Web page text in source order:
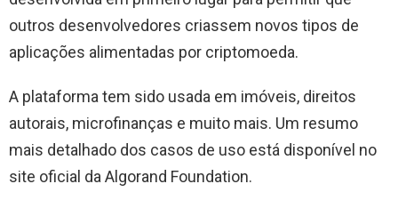
outros desenvolvedores criassem novos tipos de
aplicações alimentadas por criptomoeda.
A plataforma tem sido usada em imóveis, direitos
autorais, microfinanças e muito mais. Um resumo
mais detalhado dos casos de uso está disponível no
site oficial da Algorand Foundation.